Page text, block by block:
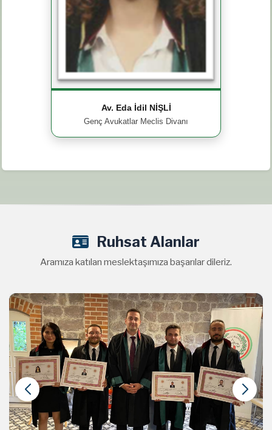
Av. Eda İdil NİŞLİ
Genç Avukatlar Meclis Divanı
Ruhsat Alanlar
Aramıza katılan meslektaşımıza başarılar dileriz.